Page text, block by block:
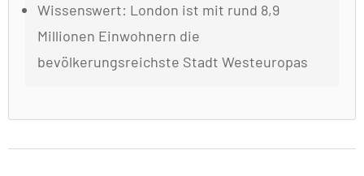
Wissenswert: London ist mit rund 8,9
Millionen Einwohnern die
bevölkerungsreichste Stadt Westeuropas